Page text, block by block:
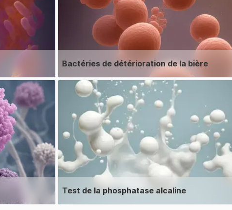
Bactéries de détérioration de la bière
Test de la phosphatase alcaline